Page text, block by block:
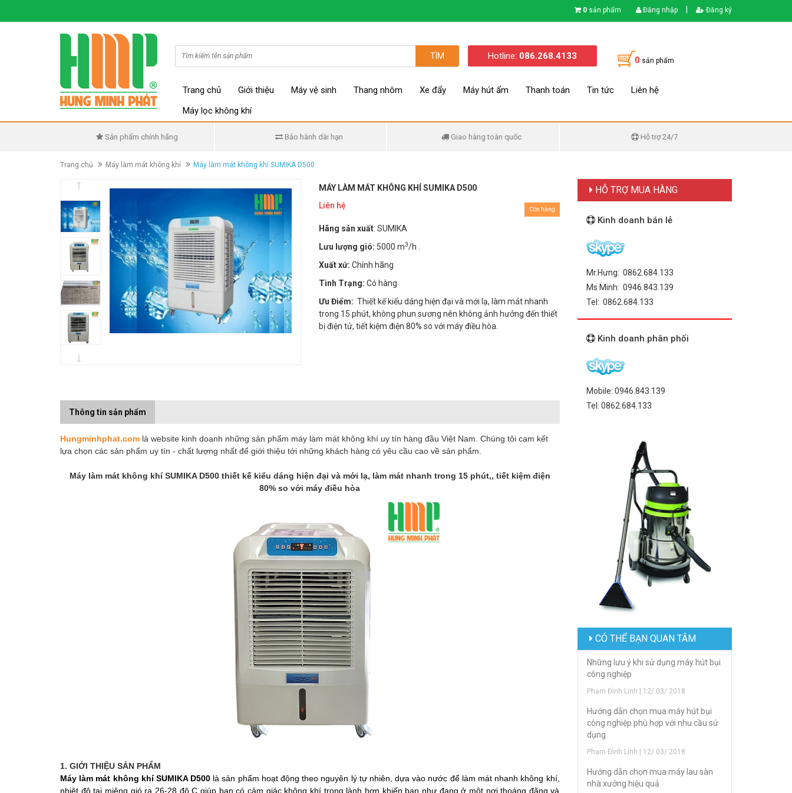
0 sản phẩm Đăng nhập Đăng ký
TÌM Hotline: 086.268.4133 0 sản phẩm
Trang chủ Giới thiệu Máy vệ sinh Thang nhôm Xe đẩy Máy hút ẩm Thanh toán Tin tức
Liên hệ
Máy lọc không khí
Sản phẩm chính hãng Bảo hành dài hạn Giao hàng toàn quốc Hỗ trợ 24/7
Trang chủ Máy làm mát không khí Máy làm mát không khí SUMIKA D500
MÁY LÀM MÁT KHÔNG KHÍ SUMIKA D500
Liên hệ
Còn hàng
Hãng sản xuất: SUMIKA
Lưu lượng gió: 5000 m3/h .
Xuất xứ: Chính hãng
Tình Trạng: Có hàng
Ưu Điểm: Thiết kế kiểu dáng hiện đại và mới lạ, làm mát nhanh
trong 15 phút, không phun sương nên không ảnh hưởng đến thiết
bị điện tử, tiết kiệm điện 80% so với máy điều hòa.
Thông tin sản phẩm
Hungminhphat.com là website kinh doanh những sản phẩm máy làm mát không khí uy tín hàng đầu Việt Nam. Chúng tôi cam kết
lựa chọn các sản phẩm uy tín - chất lượng nhất để giới thiệu tới những khách hàng có yêu cầu cao về sản phẩm.
Máy làm mát không khí SUMIKA D500 thiết kế kiểu dáng hiện đại và mới lạ, làm mát nhanh trong 15 phút,, tiết kiệm điện
80% so với máy điều hòa
1. GIỚI THIỆU SẢN PHẨM
Máy làm mát không khí SUMIKA D500 là sản phẩm hoạt động theo nguyên lý tự nhiên, dựa vào nước để làm mát nhanh không khí,
nhiệt độ tại miệng gió ra 26-28 độ C giúp bạn có cảm giác không khí trong lành hơn khiến bạn như đang ở một nơi thoáng đãng và
HỖ TRỢ MUA HÀNG
Kinh doanh bán lẻ
Mr.Hưng: 0862.684.133
Ms Minh: 0946.843.139
Tel: 0862.684.133
Kinh doanh phân phối
Mobile: 0946.843.139
Tel: 0862.684.133
CÓ THỂ BẠN QUAN TÂM
Những lưu ý khi sử dụng máy hút bụi
công nghiệp
Phạm Đình Linh | 12/ 03/ 2018
Hướng dẫn chọn mua máy hút bụi
công nghiệp phù hợp với nhu cầu sử
dụng
Phạm Đình Linh | 12/ 03/ 2018
Hướng dẫn chọn mua máy lau sàn
nhà xưởng hiệu quả